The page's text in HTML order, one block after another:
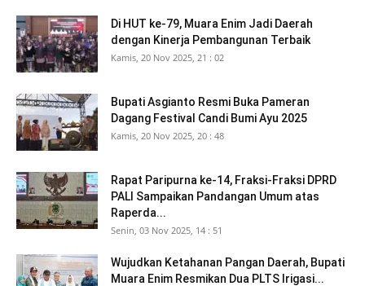
Di HUT ke-79, Muara Enim Jadi Daerah
dengan Kinerja Pembangunan Terbaik
Kamis, 20 Nov 2025, 21 : 02
Bupati Asgianto Resmi Buka Pameran
Dagang Festival Candi Bumi Ayu 2025
Kamis, 20 Nov 2025, 20 : 48
Rapat Paripurna ke-14, Fraksi-Fraksi DPRD
PALI Sampaikan Pandangan Umum atas
Raperda...
Senin, 03 Nov 2025, 14 : 51
Wujudkan Ketahanan Pangan Daerah, Bupati
Muara Enim Resmikan Dua PLTS Irigasi...